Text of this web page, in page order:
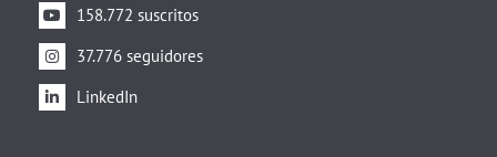
158.772 suscritos
37.776 seguidores
LinkedIn